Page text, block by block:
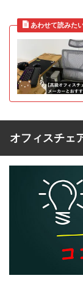
オフィスチェ